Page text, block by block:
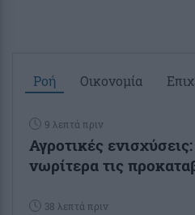
Ροή Οικονομία
9 λεπτά πριν
Αγροτικές
νωρίτερα τις
38 λεπτά πριν